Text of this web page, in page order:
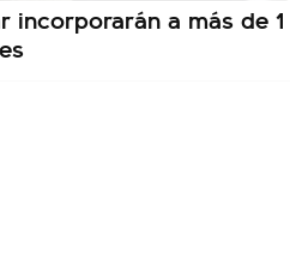
incorporarán a más de 1